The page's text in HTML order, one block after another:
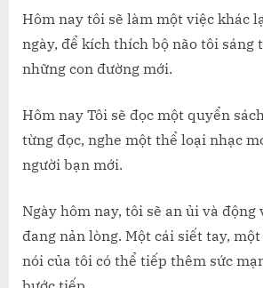
Hôm nay tôi sẽ làm một việc khác
ngày, để kích thích bộ não tôi sáng
những con đường mới.
Hôm nay Tôi sẽ đọc một quyển
từng đọc, nghe một thể loại nhạc
người bạn mới.
Ngày hôm nay, tôi sẽ an ủi và động
đang nản lòng. Một cái siết tay,
nói của tôi có thể tiếp thêm sức